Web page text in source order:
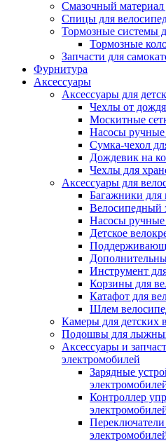
Смазочный материал
Спицы для
Тормозные системы
Тормозные
Запчасти для
Фурнитура
Аксессуары
Аксессуары для
Чехлы от дождя
Москитные
Насосы ручные
Сумка-чехол
Дождевик на
Чехлы для
Аксессуары для
Багажники для
Велосипедный
Насосы ручные
Детское
Инструмент
Корзины для
Катафот для
Шлем
Камеры для детских
Подошвы для
Аксессуары и
электромобилей
Зарядные
Контроллер
Переключатели